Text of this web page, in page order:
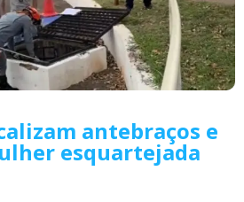
antebraços e
esquartejada